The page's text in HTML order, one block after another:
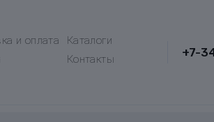
и оплата
Каталоги
Контакты
+7-